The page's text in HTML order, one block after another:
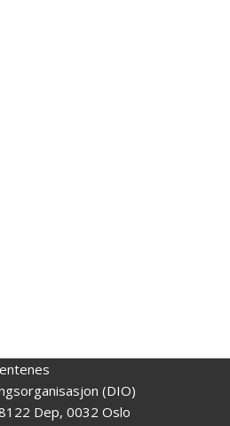
(DIO)
Dep, 0032 Oslo